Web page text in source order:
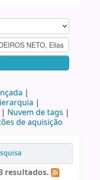
Nuvem de tags
de aquisição
resultados.